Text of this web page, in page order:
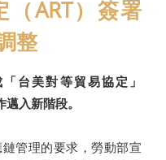
ART）簽署
整
台美對等貿易協定」
入新階段。
管理的要求，勞動部宣